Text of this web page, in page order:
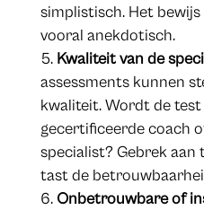
simplistisch. Het
vooral anekdotisch.
Kwaliteit van de
assessments kunnen
kwaliteit. Wordt de
gecertificeerde coach
specialist? Gebrek
tast de
Onbetrouwbare of